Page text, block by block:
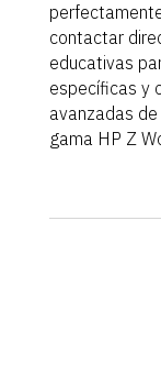
contactar
educativas
específicas y
avanzadas
gama HP Z